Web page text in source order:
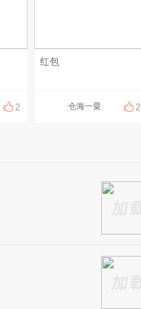
2
红包
仓海一粟 2